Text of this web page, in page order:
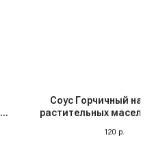
Соус Горчичный на
растительных масел
120 р.